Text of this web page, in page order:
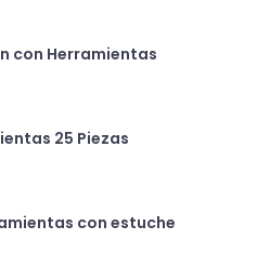
con Herramientas
25 Piezas
con estuche